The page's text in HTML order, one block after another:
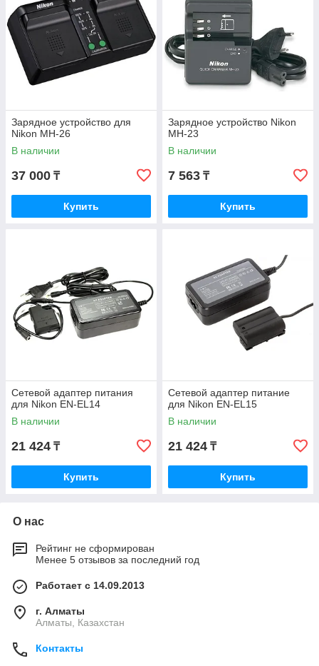
Зарядное устройство для
Nikon MH-26
В наличии
37 000 ₸
Купить
Зарядное устройство Nikon
MH-23
В наличии
7 563 ₸
Купить
Сетевой адаптер питания
для Nikon EN-EL14
В наличии
21 424 ₸
Купить
Сетевой адаптер питание
для Nikon EN-EL15
В наличии
21 424 ₸
Купить
О нас
Рейтинг не сформирован
Менее 5 отзывов за последний год
Работает с 14.09.2013
г. Алматы
Алматы, Казахстан
Контакты